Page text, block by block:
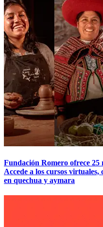
Fundación Romero ofrece
Accede a los cursos
en quechua y aymara